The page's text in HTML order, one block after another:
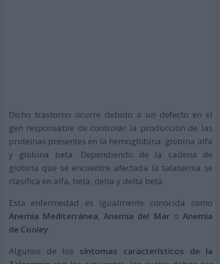
Dicho trastorno ocurre debido a un defecto en el
gen responsable de controlar la producción de las
proteínas presentes en la hemoglobina: globina alfa
y globina beta. Dependiendo de la cadena de
globina que se encuentre afectada la talasemia se
clasifica en alfa, beta, delta y delta beta.
Esta enfermedad es igualmente conocida como
Anemia Mediterránea,Anemia del Mar o Anemia
de Cooley.
Algunos de los síntomas característicos de la